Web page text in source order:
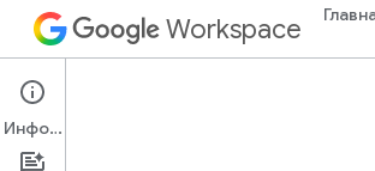
Workspace
Google Drive
Обзор
Информация